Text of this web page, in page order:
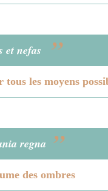
et nefas ”
les moyens
regna ”
des ombres